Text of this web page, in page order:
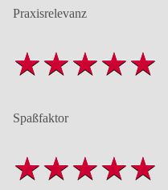
Praxisrelevanz
Spaßfaktor